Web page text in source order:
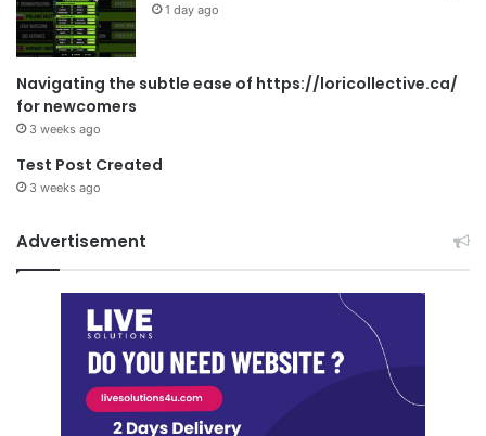
1 day ago
Navigating the subtle ease of https://loricollective.ca/
for newcomers
3 weeks ago
Test Post Created
3 weeks ago
Advertisement